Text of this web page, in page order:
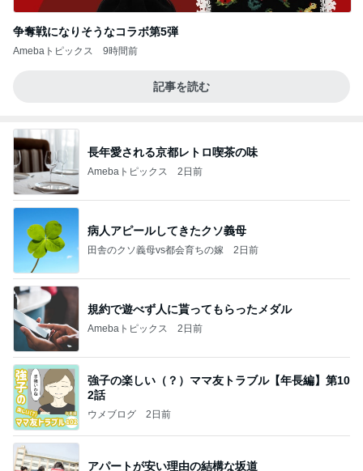
争奪戦になりそうなコラボ第5弾
Amebaトピックス 9時間前
記事を読む
長年愛される京都レトロ喫茶の味
Amebaトピックス 2日前
病人アピールしてきたクソ義母
田舎のクソ義母vs都会育ちの嫁 2日前
規約で遊べず人に貰ってもらったメダル
Amebaトピックス 2日前
強子の楽しい（？）ママ友トラブル【年長編】第10
2話
ウメブログ 2日前
アパートが安い理由の結構な坂道